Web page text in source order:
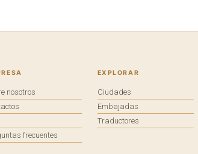
nosotros
frecuentes
EXPLORAR
Ciudades
Embajadas
Traductores